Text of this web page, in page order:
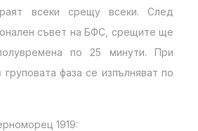
всеки срещу всеки. След
съвет на БФС, срещите ще
по 25 минути. При
фаза се изпълняват по
1919: